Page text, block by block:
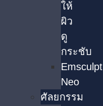
ให้
ผิว
ดู
กระชับ
Emsculpt
Neo
ศัลยกรรม